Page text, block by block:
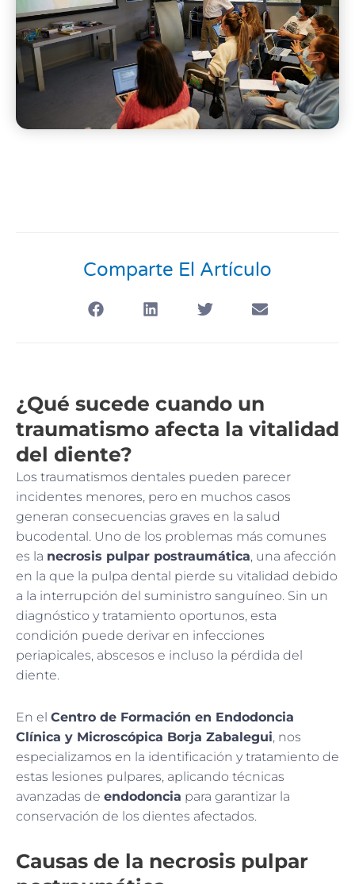
Comparte El Artículo
¿Qué sucede cuando un
traumatismo afecta la vitalidad
del diente?
Los traumatismos dentales pueden parecer
incidentes menores, pero en muchos casos
generan consecuencias graves en la salud
bucodental. Uno de los problemas más comunes
es la necrosis pulpar postraumática, una afección
en la que la pulpa dental pierde su vitalidad debido
a la interrupción del suministro sanguíneo. Sin un
diagnóstico y tratamiento oportunos, esta
condición puede derivar en infecciones
periapicales, abscesos e incluso la pérdida del
diente.
En el Centro de Formación en Endodoncia
Clínica y Microscópica Borja Zabalegui, nos
especializamos en la identificación y tratamiento de
estas lesiones pulpares, aplicando técnicas
avanzadas de endodoncia para garantizar la
conservación de los dientes afectados.
Causas de la necrosis pulpar